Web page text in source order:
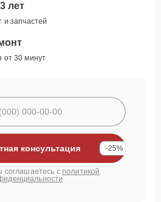
лет
и запчастей
от 30 минут
консультация -25%
соглашаетесь с политикой